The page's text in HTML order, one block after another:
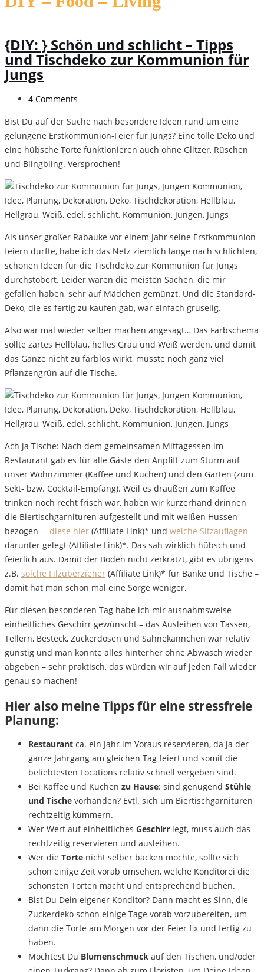
{DIY: } Schön und schlicht – Tipps
und Tischdeko zur Kommunion für
Jungs
4 Comments
Bist Du auf der Suche nach besondere Ideen rund um eine
gelungene Erstkommunion-Feier für Jungs? Eine tolle Deko und
eine hübsche Torte funktionieren auch ohne Glitzer, Rüschen
und Blingbling. Versprochen!
Als unser großer Rabauke vor einem Jahr seine Erstkommunion
feiern durfte, habe ich das Netz ziemlich lange nach schlichten,
schönen Ideen für die Tischdeko zur Kommunion für Jungs
durchstöbert. Leider waren die meisten Sachen, die mir
gefallen haben, sehr auf Mädchen gemünzt. Und die Standard-
Deko, die es fertig zu kaufen gab, war einfach gruselig.
Also war mal wieder selber machen angesagt… Das Farbschema
sollte zartes Hellblau, helles Grau und Weiß werden, und damit
das Ganze nicht zu farblos wirkt, musste noch ganz viel
Pflanzengrün auf die Tische.
Ach ja Tische: Nach dem gemeinsamen Mittagessen im
Restaurant gab es für alle Gäste den Anpfiff zum Sturm auf
unser Wohnzimmer (Kaffee und Kuchen) und den Garten (zum
Sekt- bzw. Cocktail-Empfang). Weil es draußen zum Kaffee
trinken noch recht frisch war, haben wir kurzerhand drinnen
die Biertischgarnituren aufgestellt und mit weißen Hussen
bezogen – diese hier (Affiliate Link)* und weiche Sitzauflagen
darunter gelegt (Affiliate Link)*. Das sah wirklich hübsch und
feierlich aus. Damit der Boden nicht zerkratzt, gibt es übrigens
z.B. solche Filzüberzieher (Affiliate Link)* für Bänke und Tische –
damit hat man schon mal eine Sorge weniger.
Für diesen besonderen Tag habe ich mir ausnahmsweise
einheitliches Geschirr gewünscht – das Ausleihen von Tassen,
Tellern, Besteck, Zuckerdosen und Sahnekännchen war relativ
günstig und man konnte alles hinterher ohne Abwasch wieder
abgeben – sehr praktisch, das würden wir auf jeden Fall wieder
genau so machen!
Hier also meine Tipps für eine stressfreie
Planung:
Restaurant ca. ein Jahr im Voraus reservieren, da ja der
ganze Jahrgang am gleichen Tag feiert und somit die
beliebtesten Locations relativ schnell vergeben sind.
Bei Kaffee und Kuchen zu Hause: sind genügend Stühle
und Tische vorhanden? Evtl. sich um Biertischgarnituren
rechtzeitig kümmern.
Wer Wert auf einheitliches Geschirr legt, muss auch das
rechtzeitig reservieren und ausleihen.
Wer die Torte nicht selber backen möchte, sollte sich
schon einige Zeit vorab umsehen, welche Konditorei die
schönsten Torten macht und entsprechend buchen.
Bist Du Dein eigener Konditor? Dann macht es Sinn, die
Zuckerdeko schon einige Tage vorab vorzubereiten, um
dann die Torte am Morgen vor der Feier fix und fertig zu
haben.
Möchtest Du Blumenschmuck auf den Tischen, und/oder